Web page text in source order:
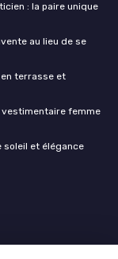
: la paire unique
au lieu de se
terrasse et
femme
soleil et élégance